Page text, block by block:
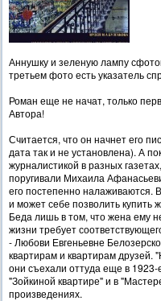
Аннушку и зеленую лампу
третьем фото есть указатель
Роман еще не начат, только
Автора!
Считается, что он начнет его
дата так и не установлена). А
журналистикой в разных
поругивали Михаила
его постепенно налаживаются.
и может себе позволить купить
Беда лишь в том, что жена ему
жизни требует
- Любови Евгеньевне
квартирам и квартирам друзей.
они съехали оттуда еще в
"Зойкиной квартире" и в
произведениях.